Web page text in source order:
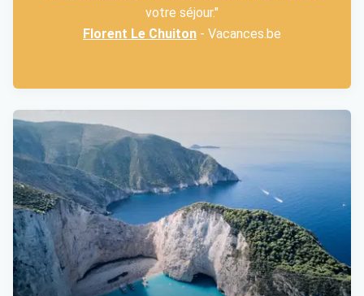
votre séjour."
Florent Le Chuiton - Vacances.be